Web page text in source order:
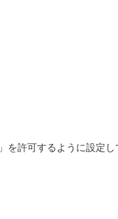
許可するように設定し